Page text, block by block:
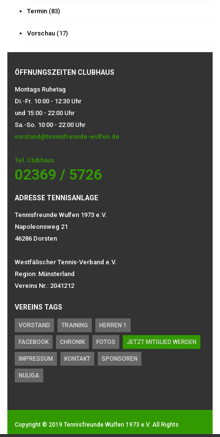
Termin (83)
Vorschau (17)
ÖFFNUNGSZEITEN CLUBHAUS
Montags Ruhetag
Di.-Fr. 10:00 - 12:30 Uhr
und 15:00 - 22:00 Uhr
Sa.-So. 10:00 - 22:00 Uhr
vorstand@tennisfreunde-wulfen.de
Tel. Clubhaus
02369 / 5726
ADRESSE TENNISANLAGE
Tennisfreunde Wulfen 1973 e.V.
Napoleonsweg 21
46286 Dorsten
Westfälischer Tennis-Verband e.V.
Region: Münsterland
Vereins Nr.: 2041212
VEREINS TAGS
VORSTAND TRAINING HERREN 1
FACEBOOK CHRONIK FOTOS JETZT MITGLIED WERDEN
IMPRESSUM KONTAKT SPONSOREN
NULIGA
Copyright © 2019 Tennisfreunde Wulfen 1973 e.V. All Rights